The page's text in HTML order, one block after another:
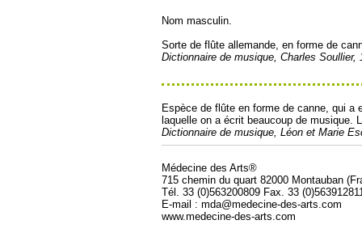
Nom masculin.
Sorte de flûte allemande, en forme de
Dictionnaire de musique, Charles Soullier,
Espèce de flûte en forme de canne, qui a
laquelle on a écrit beaucoup de musique.
Dictionnaire de musique, Léon et Marie
Médecine des Arts®
715 chemin du quart 82000 Montauban
Tél. 33 (0)563200809 Fax. 33
E-mail : mda@medecine-des-arts.com
www.medecine-des-arts.com